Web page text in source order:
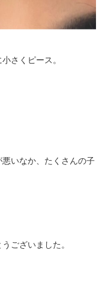
さくピース。
いなか、たくさんの子
ございました。